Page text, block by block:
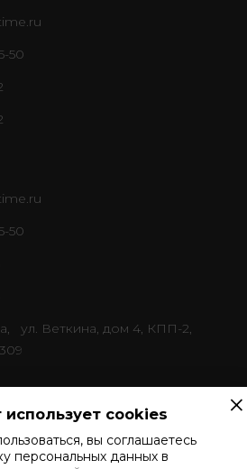
50
50
ул. Веткина, дом 4, КПП-2,
Сервис»
×
cookies
вы соглашаетесь
персональных данных в